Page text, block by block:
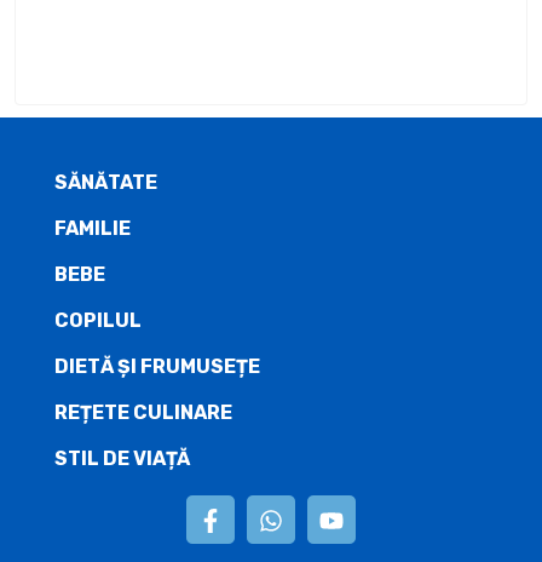
SĂNĂTATE
FAMILIE
BEBE
COPILUL
DIETĂ ŞI FRUMUSEȚE
REȚETE CULINARE
STIL DE VIAȚĂ